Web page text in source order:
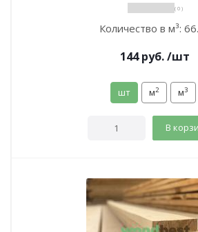
( 0 )
Количество в м³:
144руб./шт
шт м2 м3
В